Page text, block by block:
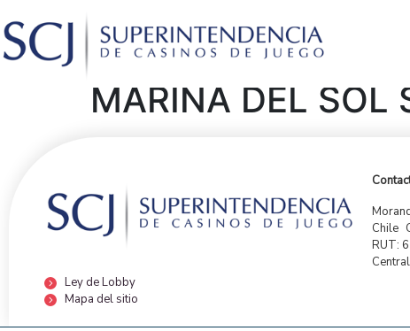
MARINA DEL SOL
Ley de Lobby
Mapa del sitio
Chile
RUT: